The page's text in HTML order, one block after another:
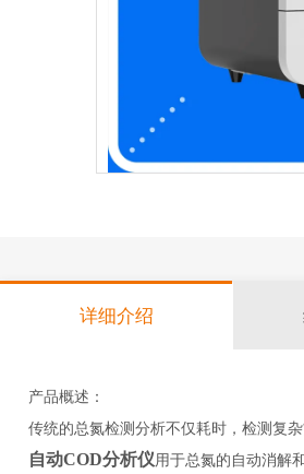
详细介绍
产品概述：
传统的总氮检测分析不仅耗时，检测复
自动COD分析仪用于总氮的自动消解